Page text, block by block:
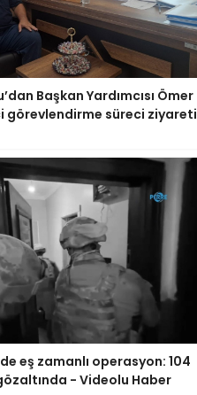
Başkan Yardımcısı Ömer
görevlendirme süreci ziyareti
eş zamanlı operasyon: 104
- Videolu Haber